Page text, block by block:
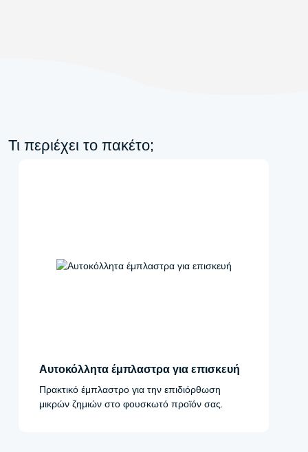
Τι περιέχει το πακέτο;
Αυτοκόλλητα έμπλαστρα για επισκευή
Πρακτικό έμπλαστρο για την επιδιόρθωση
μικρών ζημιών στο φουσκωτό προϊόν σας.